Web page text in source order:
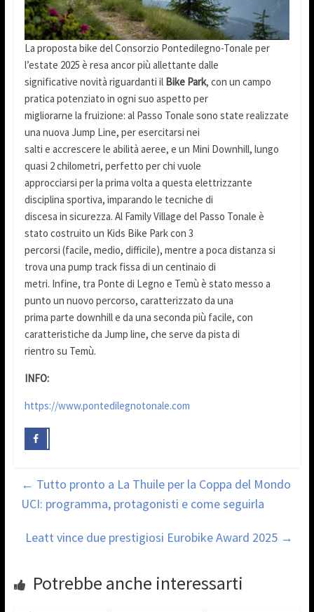
La proposta bike del Consorzio Pontedilegno-Tonale per
l’estate 2025 è resa ancor più allettante dalle
significative novità riguardanti ilBike Park, con un campo
pratica potenziato in ogni suo aspetto per
migliorarne la fruizione: al Passo Tonale sono state realizzate
una nuova Jump Line, per esercitarsi nei
salti e accrescere le abilità aeree, e un Mini Downhill, lungo
quasi 2 chilometri, perfetto per chi vuole
approcciarsi per la prima volta a questa elettrizzante
disciplina sportiva, imparando le tecniche di
discesa in sicurezza. Al Family Village del Passo Tonale è
stato costruito un Kids Bike Park con 3
percorsi (facile, medio, difficile), mentre a poca distanza si
trova una pump track fissa di un centinaio di
metri. Infine, tra Ponte di Legno e Temù è stato messo a
punto un nuovo percorso, caratterizzato da una
prima parte downhill e da una seconda più facile, con
caratteristiche da Jump line, che serve da pista di
rientro su Temù.
INFO:
https://www.pontedilegnotonale.com
← Tutto pronto a La Thuile per la Coppa del Mondo
UCI: programma, protagonisti e come seguirla
Leatt vince due prestigiosi Eurobike Award 2025 →
Potrebbe anche interessarti